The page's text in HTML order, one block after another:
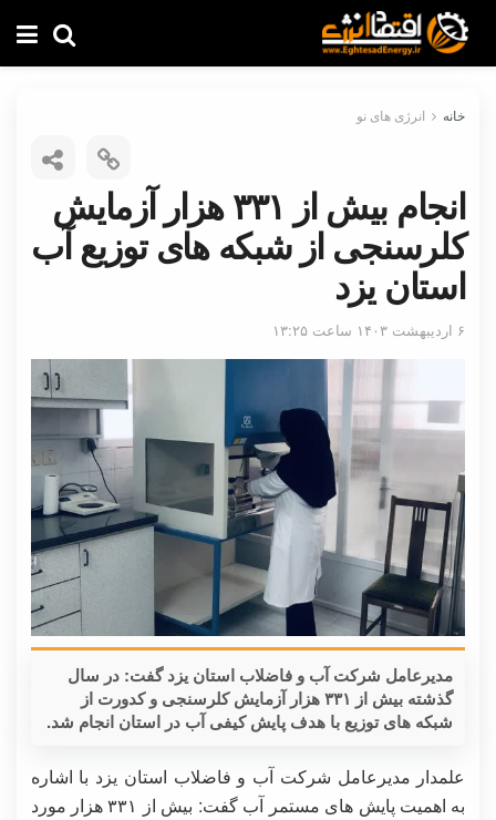
خانه انرژی های نو
انجام بیش از ۳۳۱ هزار آزمایش
کلرسنجی از شبکه های توزیع آب
استان یزد
۶ اردیبهشت ۱۴۰۳ ساعت ۱۳:۲۵
مدیرعامل شرکت آب و فاضلاب استان یزد گفت: در سال
گذشته بیش از ۳۳۱ هزار آزمایش کلرسنجی و کدورت از
شبکه های توزیع با هدف پایش کیفی آب در استان انجام شد.
علمدار مدیرعامل شرکت آب و فاضلاب استان یزد با اشاره
به اهمیت پایش های مستمر آب گفت: بیش از ۳۳۱ هزار مورد